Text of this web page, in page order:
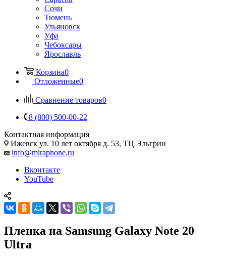
Сочи
Тюмень
Ульяновск
Уфа
Чебоксары
Ярославль
Корзина0
Отложенные0
Сравнение товаров0
8 (800) 500-00-22
Контактная информация
Ижевск ул. 10 лет октября д. 53, ТЦ Эльгрин
info@miraphone.ru
Вконтакте
YouTube
Пленка на Samsung Galaxy Note 20
Ultra